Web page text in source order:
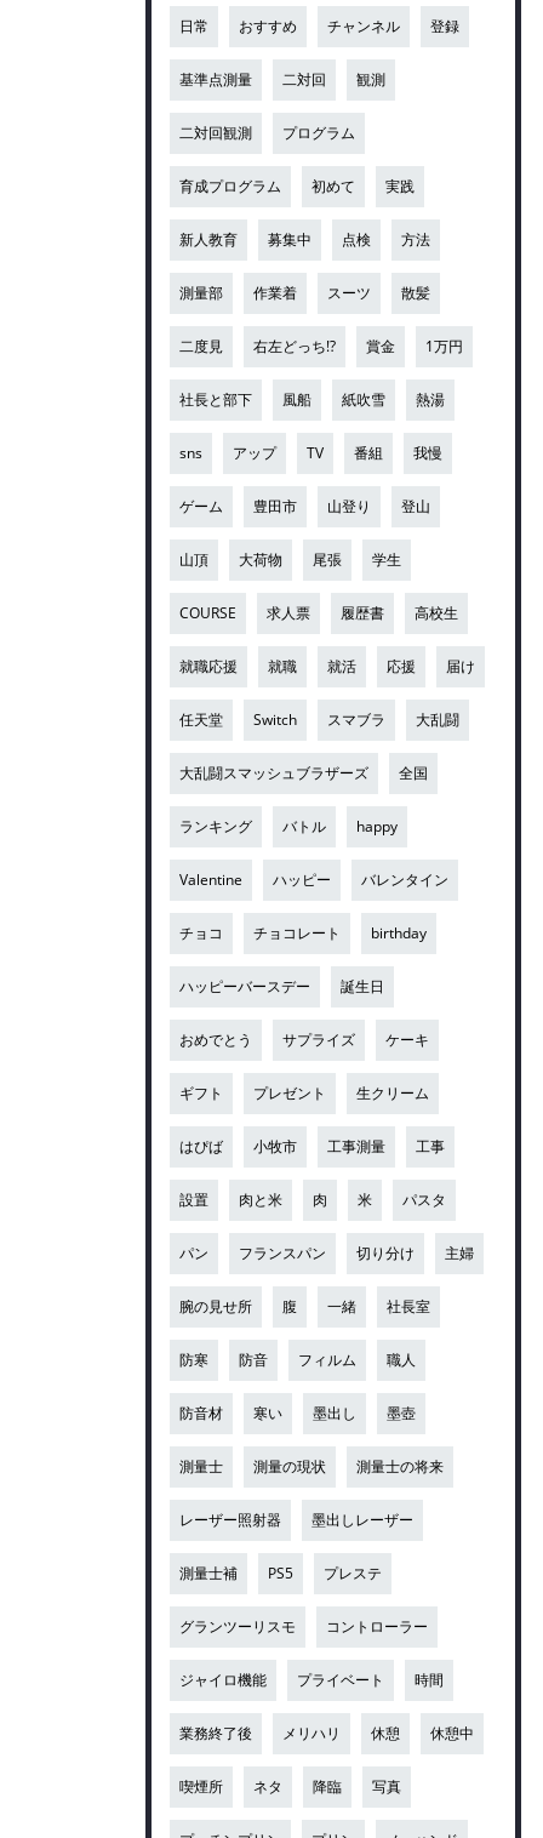
日常 おすすめ チャンネル 登録
基準点測量 二対回 観測
二対回観測 プログラム
育成プログラム 初めて 実践
新人教育 募集中 点検 方法
測量部 作業着 スーツ 散髪
二度見 右左どっち!? 賞金 1万円
社長と部下 風船 紙吹雪 熱湯
sns アップ TV 番組 我慢
ゲーム 豊田市 山登り 登山
山頂 大荷物 尾張 学生
COURSE 求人票 履歴書 高校生
就職応援 就職 就活 応援 届け
任天堂 Switch スマブラ 大乱闘
大乱闘スマッシュブラザーズ 全国
ランキング バトル happy
Valentine ハッピー バレンタイン
チョコ チョコレート birthday
ハッピーバースデー 誕生日
おめでとう サプライズ ケーキ
ギフト プレゼント 生クリーム
はぴば 小牧市 工事測量 工事
設置 肉と米 肉 米 パスタ
パン フランスパン 切り分け 主婦
腕の見せ所 腹 一緒 社長室
防寒 防音 フィルム 職人
防音材 寒い 墨出し 墨壺
測量士 測量の現状 測量士の将来
レーザー照射器 墨出しレーザー
測量士補 PS5 プレステ
グランツーリスモ コントローラー
ジャイロ機能 プライベート 時間
業務終了後 メリハリ 休憩 休憩中
喫煙所 ネタ 降臨 写真